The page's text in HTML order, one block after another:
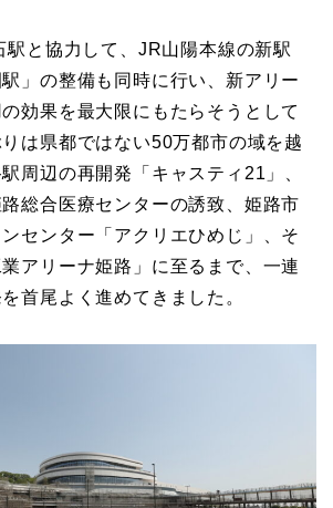
駅と協力して、JR山陽本線の新駅
駅」の整備も同時に行い、新アリー
効果を最大限にもたらそうとして
は県都ではない50万都市の域を越
周辺の再開発「キャスティ21」、
総合医療センターの誘致、姫路市
センター「アクリエひめじ」、そ
アリーナ姫路」に至るまで、一連
首尾よく進めてきました。